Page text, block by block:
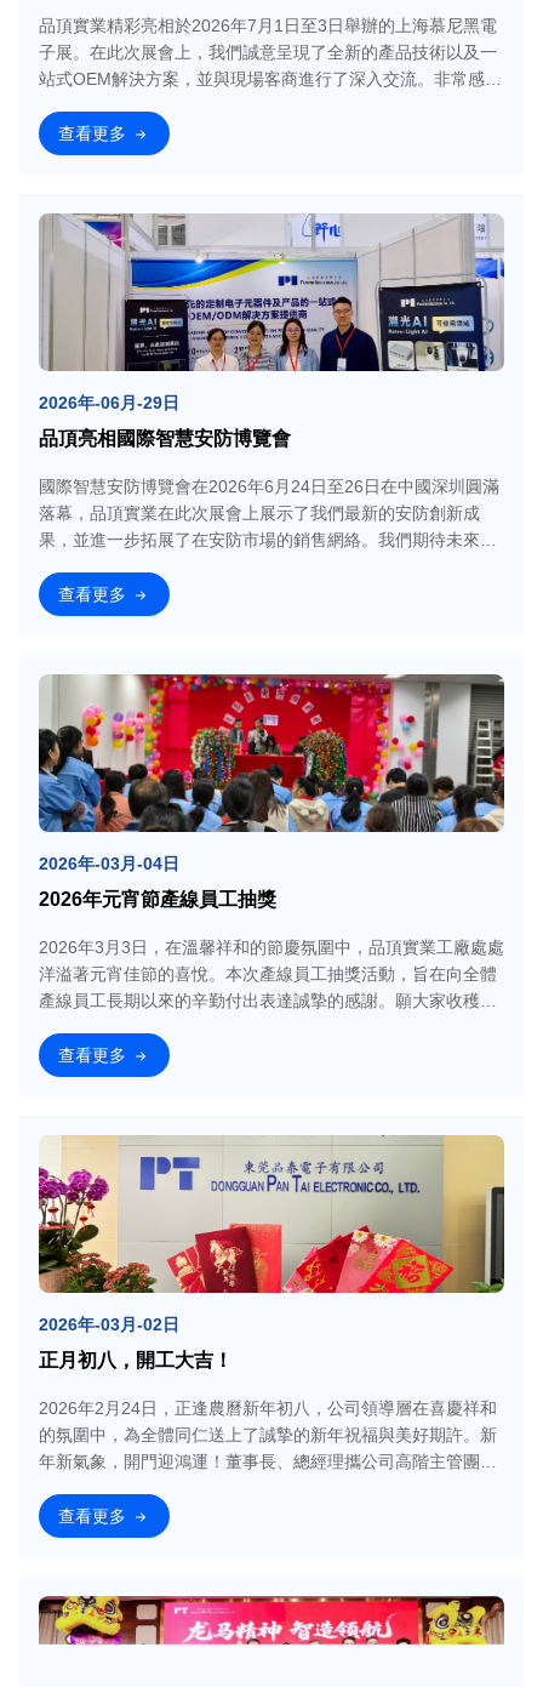
品頂實業精彩亮相於2026年7月1日至3日舉辦的上海慕尼黑電
子展。在此次展會上，我們誠意呈現了全新的產品技術以及一
站式OEM解決方案，並與現場客商進行了深入交流。非常感謝
查看更多
2026年-06月-29日
品頂亮相國際智慧安防博覽會
國際智慧安防博覽會在2026年6月24日至26日在中國深圳圓滿
落幕，品頂實業在此次展會上展示了我們最新的安防創新成
果，並進一步拓展了在安防市場的銷售網絡。我們期待未來能
查看更多
2026年-03月-04日
2026年元宵節產線員工抽獎
2026年3月3日，在溫馨祥和的節慶氛圍中，品頂實業工廠處處
洋溢著元宵佳節的喜悅。本次產線員工抽獎活動，旨在向全體
產線員工長期以來的辛勤付出表達誠摯的感謝。願大家收穫好
查看更多
2026年-03月-02日
正月初八，開工大吉！
2026年2月24日，正逢農曆新年初八，公司領導層在喜慶祥和
的氛圍中，為全體同仁送上了誠摯的新年祝福與美好期許。新
年新氣象，開門迎鴻運！董事長、總經理攜公司高階主管團隊
查看更多